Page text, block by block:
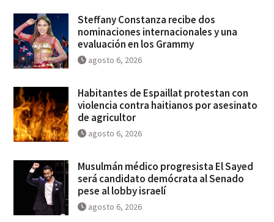
Steffany Constanza recibe dos
nominaciones internacionales y una
evaluación en los Grammy
agosto 6, 2026
Habitantes de Espaillat protestan con
violencia contra haitianos por asesinato
de agricultor
agosto 6, 2026
Musulmán médico progresista El Sayed
será candidato demócrata al Senado
pese al lobby israelí
agosto 6, 2026